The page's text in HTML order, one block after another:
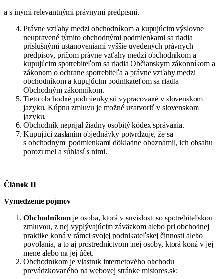
a s inými relevantnými právnymi predpismi.
Právne vzťahy medzi obchodníkom a kupujúcim výslovne
neupravené týmito obchodnými podmienkami sa riadia
príslušnými ustanoveniami vyššie uvedených právnych
predpisov, pričom právne vzťahy medzi obchodníkom a
kupujúcim spotrebiteľom sa riadia Občianskym zákonníkom a
zákonom o ochrane spotrebiteľa a právne vzťahy medzi
obchodníkom a kupujúcim podnikateľom sa riadia
Obchodným zákonníkom.
Tieto obchodné podmienky sú vypracované v slovenskom
jazyku. Kúpnu zmluvu je možné uzatvoriť v slovenskom
jazyku.
Obchodník neprijal žiadny osobitý kódex správania.
Kupujúci zaslaním objednávky potvrdzuje, že sa
s obchodnými podmienkami dôkladne oboznámil, ich obsahu
porozumel a súhlasí s nimi.
Článok II
Vymedzenie pojmov
Obchodníkom je osoba, ktorá v súvislosti so spotrebiteľskou
zmluvou, z nej vyplývajúcim záväzkom alebo pri obchodnej
praktike koná v rámci svojej podnikateľskej činnosti alebo
povolania, a to aj prostredníctvom inej osoby, ktorá koná v jej
mene alebo na jej účet.
Obchodníkom je vlastník internetového obchodu
prevádzkovaného na webovej stránke mistores.sk: